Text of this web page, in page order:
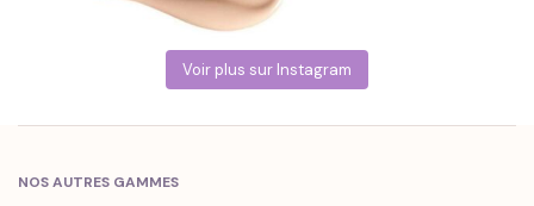
Voir plus sur Instagram
NOS AUTRES GAMMES